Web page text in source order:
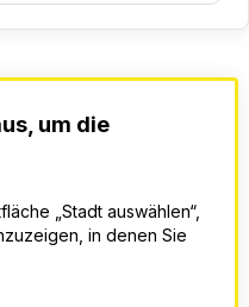
um die
„Stadt auswählen“,
in denen Sie